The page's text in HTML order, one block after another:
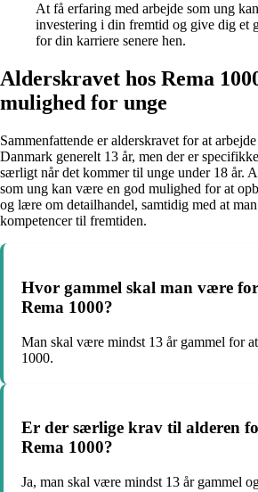
At få erfaring med arbejde som ung
investering i din fremtid og give dig et
for din karriere senere hen.
Alderskravet hos Rema
mulighed for unge
Sammenfattende er alderskravet for at
Danmark generelt 13 år, men der er
særligt når det kommer til unge under 18 år.
som ung kan være en god mulighed for at
og lære om detailhandel, samtidig med at
kompetencer til fremtiden.
Hvor gammel skal man være
Rema 1000?
Man skal være mindst 13 år gammel for
1000.
Er der særlige krav til alderen
Rema 1000?
Ja, man skal være mindst 13 år gammel